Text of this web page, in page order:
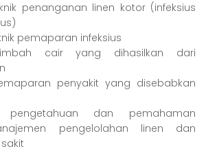
penanganan linen kotor (infeksius
pemaparan infeksius
cair yang dihasilkan dari
penyakit yang disebabkan
pengetahuan dan pemahaman
pengelolahan linen dan